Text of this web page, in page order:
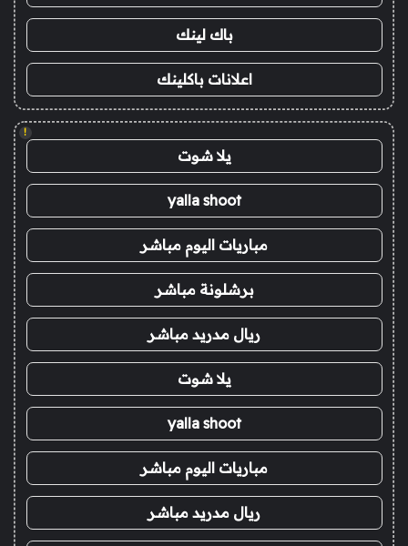
باك لينك
اعلانات باكلينك
!
يلا شوت
yalla shoot
مباريات اليوم مباشر
برشلونة مباشر
ريال مدريد مباشر
يلا شوت
yalla shoot
مباريات اليوم مباشر
ريال مدريد مباشر